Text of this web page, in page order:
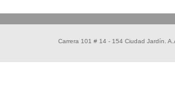
Carrera 101 # 14 - 154 Ciudad Jardín.